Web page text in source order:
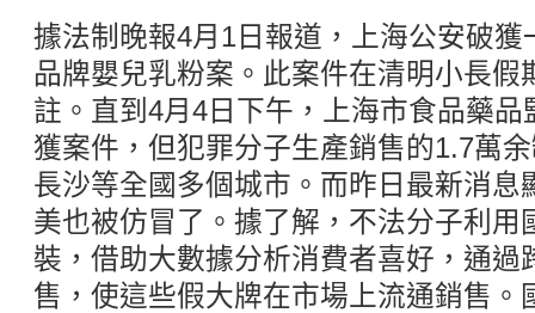
據法制晚報4月1日報道，上海公安破
品牌嬰兒乳粉案。此案件在清明小長假
註。直到4月4日下午，上海市食品藥
獲案件，但犯罪分子生產銷售的1.7萬
長沙等全國多個城市。而昨日最新消息
美也被仿冒了。據了解，不法分子利用
裝，借助大數據分析消費者喜好，通過
售，使這些假大牌在市場上流通銷售。